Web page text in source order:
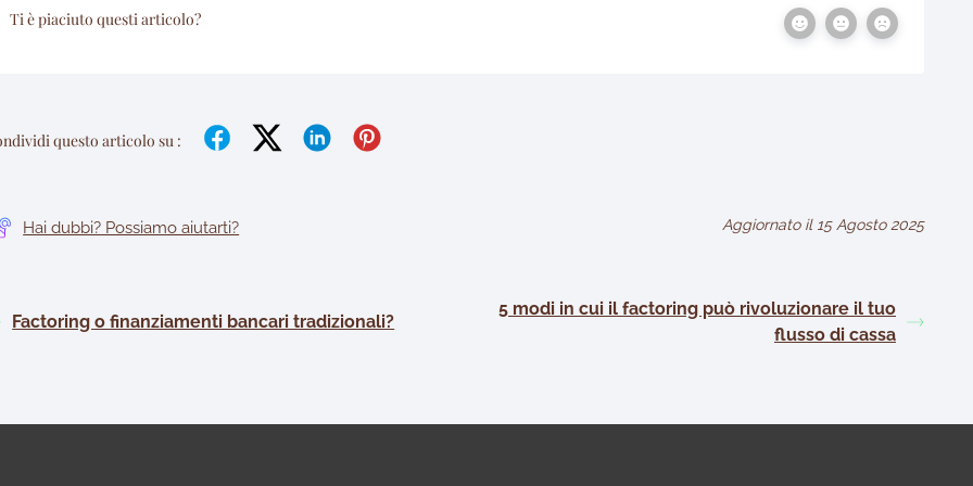
Ti è piaciuto questi articolo?
questo articolo su :
Hai dubbi? Possiamo aiutarti? Aggiornato il 15 Agosto 2025
Factoring o finanziamenti bancari tradizionali?
5 modi in cui il factoring può rivoluzionare il tuo
flusso di cassa